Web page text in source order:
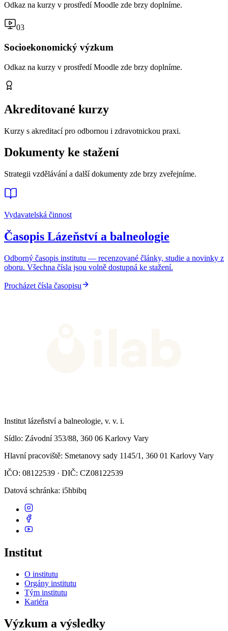
Odkaz na kurzy v prostředí Moodle zde brzy doplníme.
03
Socioekonomický výzkum
Odkaz na kurzy v prostředí Moodle zde brzy doplníme.
Akreditované kurzy
Kurzy s akreditací pro odbornou i zdravotnickou praxi.
Dokumenty ke stažení
Strategii vzdělávání a další dokumenty zde brzy zveřejníme.
Vydavatelská činnost
Časopis Lázeňství a balneologie
Odborný časopis institutu — recenzované články, studie a novinky z
oboru. Všechna čísla jsou volně dostupná ke stažení.
Procházet čísla časopisu
Institut lázeňství a balneologie, v. v. i.
Sídlo: Závodní 353/88, 360 06 Karlovy Vary
Hlavní pracoviště: Smetanovy sady 1145/1, 360 01 Karlovy Vary
IČO: 08122539 · DIČ: CZ08122539
Datová schránka: i5hbibq
Institut
O institutu
Orgány institutu
Tým institutu
Kariéra
Výzkum a výsledky